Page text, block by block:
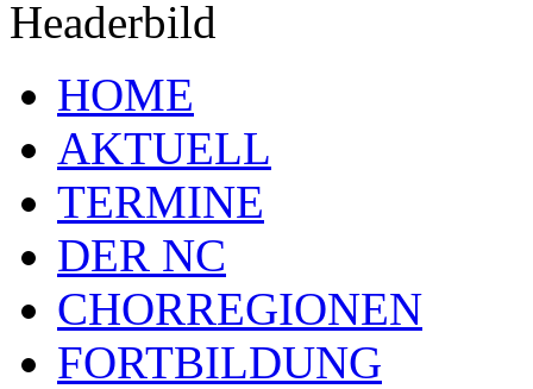
HOME
AKTUELL
TERMINE
DER NC
CHORREGIONEN
FORTBILDUNG